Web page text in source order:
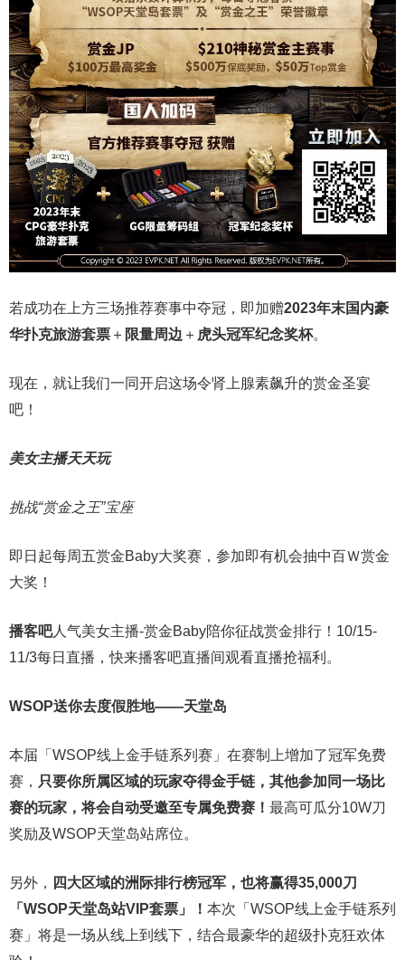
若成功在上方三场推荐赛事中夺冠，即加赠2023年末国内豪
华扑克旅游套票 ＋ 限量周边 ＋ 虎头冠军纪念奖杯。
现在，就让我们一同开启这场令肾上腺素飙升的赏金圣宴
吧！
美女主播天天玩
挑战“赏金之王”宝座
即日起每周五赏金Baby大奖赛，参加即有机会抽中百Ｗ赏金
大奖！
播客吧人气美女主播-赏金Baby陪你征战赏金排行！10/15-
11/3每日直播，快来播客吧直播间观看直播抢福利。
WSOP送你去度假胜地——天堂岛
本届「WSOP线上金手链系列赛」在赛制上增加了冠军免费
赛， 只要你所属区域的玩家夺得金手链，其他参加同一场比
赛的玩家，将会自动受邀至专属免费赛！ 最高可瓜分10W刀
奖励及WSOP天堂岛站席位。
另外， 四大区域的洲际排行榜冠军，也将赢得35,000刀
「WSOP天堂岛站VIP套票」！ 本次「WSOP线上金手链系列
赛」将是一场从线上到线下，结合最豪华的超级扑克狂欢体